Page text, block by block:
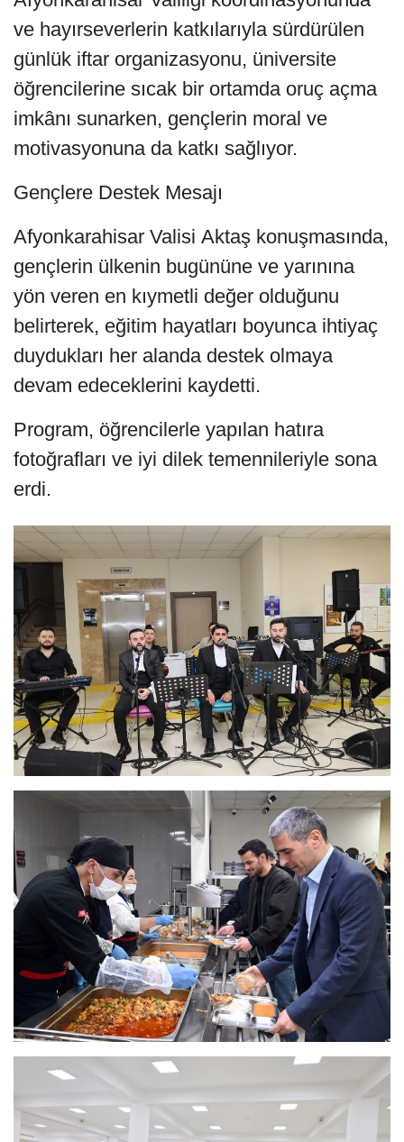
ve hayırseverlerin katkılarıyla sürdürülen
günlük iftar organizasyonu, üniversite
öğrencilerine sıcak bir ortamda oruç açma
imkânı sunarken, gençlerin moral ve
motivasyonuna da katkı sağlıyor.
Gençlere Destek Mesajı
Afyonkarahisar Valisi Aktaş konuşmasında,
gençlerin ülkenin bugününe ve yarınına
yön veren en kıymetli değer olduğunu
belirterek, eğitim hayatları boyunca ihtiyaç
duydukları her alanda destek olmaya
devam edeceklerini kaydetti.
Program, öğrencilerle yapılan hatıra
fotoğrafları ve iyi dilek temennileriyle sona
erdi.